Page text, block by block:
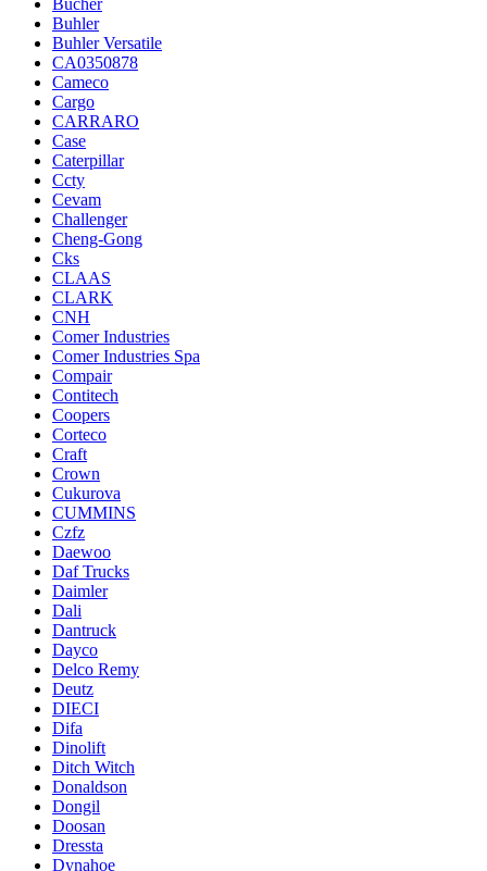
Bucher
Buhler
Buhler Versatile
CA0350878
Cameco
Cargo
CARRARO
Case
Caterpillar
Ccty
Cevam
Challenger
Cheng-Gong
Cks
CLAAS
CLARK
CNH
Comer Industries
Comer Industries Spa
Compair
Contitech
Coopers
Corteco
Craft
Crown
Cukurova
CUMMINS
Czfz
Daewoo
Daf Trucks
Daimler
Dali
Dantruck
Dayco
Delco Remy
Deutz
DIECI
Difa
Dinolift
Ditch Witch
Donaldson
Dongil
Doosan
Dressta
Dynahoe